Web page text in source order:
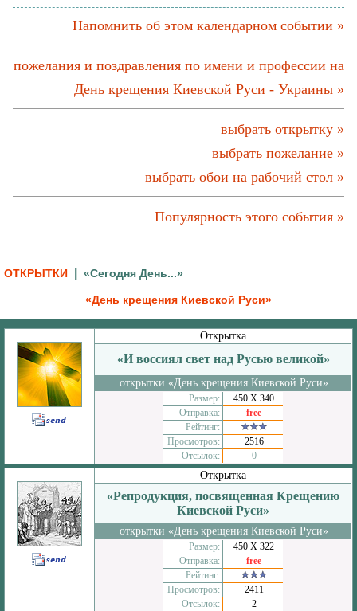
Напомнить об этом календарном событии »
пожелания и поздравления по имени и профессии на
День крещения Киевской Руси - Украины »
выбрать открытку »
выбрать пожелание »
выбрать обои на рабочий стол »
Популярность этого события »
ОТКРЫТКИ «Сегодня День...»
«День крещения Киевской Руси»
Открытка
«И воссиял свет над Русью великой»
открытки «День крещения Киевской Руси»
Размер:
450 Х 340
Отправка:
free
Рейтинг:
Просмотров:
2516
Отсылок:
0
Открытка
«Репродукция, посвященная Крещению
Киевской Руси»
открытки «День крещения Киевской Руси»
Размер:
450 Х 322
Отправка:
free
Рейтинг:
Просмотров:
2411
Отсылок:
2